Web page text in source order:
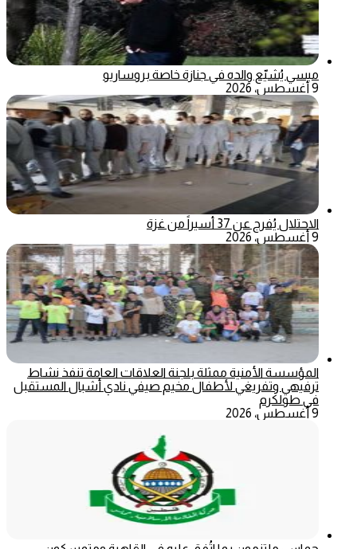
ميسي يُشيّع والده في جنازة خاصة بروساريو
9 أغسطس، 2026
الاحتلال يُفرج عن 37 أسيراً من غزة
9 أغسطس، 2026
المؤسسة الأمنية ممثلة بلجنة العلاقات العامة تنفذ نشاط
ترفيهي وتفريغي لأطفال مخيم صيفي نادي أشبال المستقبل
في طولكرم
9 أغسطس، 2026